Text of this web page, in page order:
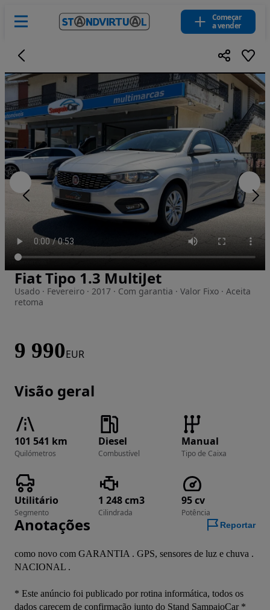
Começar
a vender
Imagem 1 de 26
Fiat Tipo 1.3 MultiJet
Usado · Fevereiro · 2017 · Com garantia · Valor Fixo · Aceita
retoma
9 990EUR
Visão geral
101 541 km
Quilómetros
Diesel
Combustível
Manual
Tipo de Caixa
Utilitário
Segmento
1 248 cm3
Cilindrada
95 cv
Potência
Anotações Reportar
como novo com GARANTIA . GPS, sensores de luz e chuva .
NACIONAL .
* Este anúncio foi publicado por rotina informática, todos os
dados carecem de confirmação junto do Stand SampaioCar *